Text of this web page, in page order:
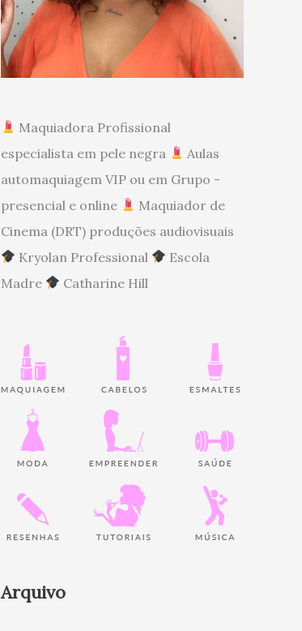
Maquiadora Profissional
especialista em pele negra
Aulas
automaquiagem VIP ou em Grupo -
presencial e online
Maquiador de
Cinema (DRT) produções audiovisuais
Kryolan Professional
Escola
Madre
Catharine Hill
Arquivo